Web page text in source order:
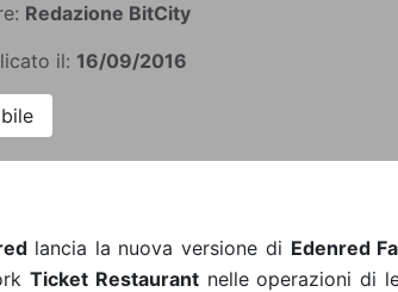
Redazione BitCity
il: 16/09/2016
lancia la nuova versione di Edenred
Ticket Restaurantnelle operazioni di